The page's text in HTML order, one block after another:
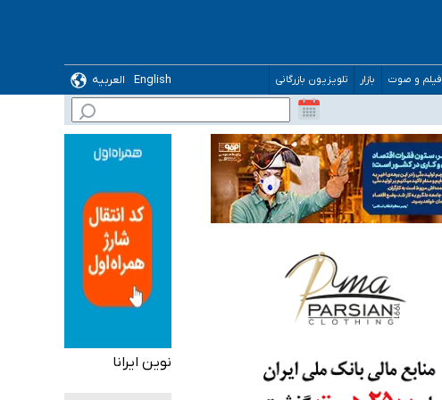
فیلم و صوت بازار تلویزیون بازرگانی English
العربیه
نوین ایرانا